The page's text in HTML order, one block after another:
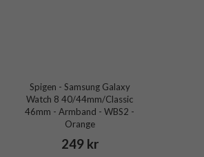
Spigen - Samsung Galaxy
Watch 8 40/44mm/Classic
46mm - Armband - WBS2 -
Orange
249 kr